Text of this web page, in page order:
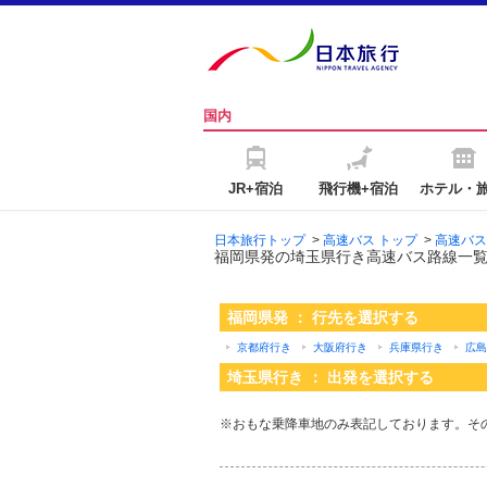
国内
JR+宿泊 飛行機+宿泊 ホテル・
日本旅行トップ> 高速バス トップ> 高速バ
福岡県発の埼玉県行き高速バス路線一
福岡県発 ： 行先を選択する
京都府行き 大阪府行き 兵庫県行き 広
埼玉県行き ： 出発を選択する
※おもな乗降車地のみ表記しております。そ